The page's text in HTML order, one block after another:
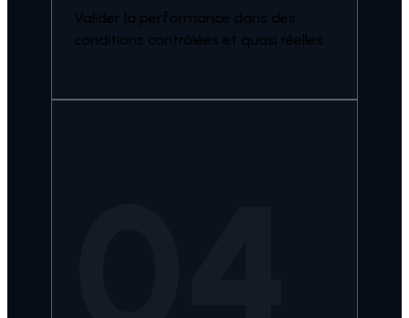
Valider la performance dans des
conditions contrôlées et quasi réelles.